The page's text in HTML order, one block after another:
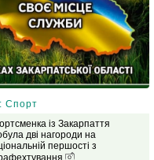
Спорт
із Закарпаття
дві нагороди на
першості з